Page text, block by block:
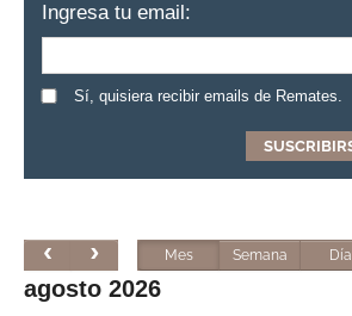
Ingresa tu email:
Sí, quisiera recibir emails de Remates.
Mes Semana Día
agosto 2026